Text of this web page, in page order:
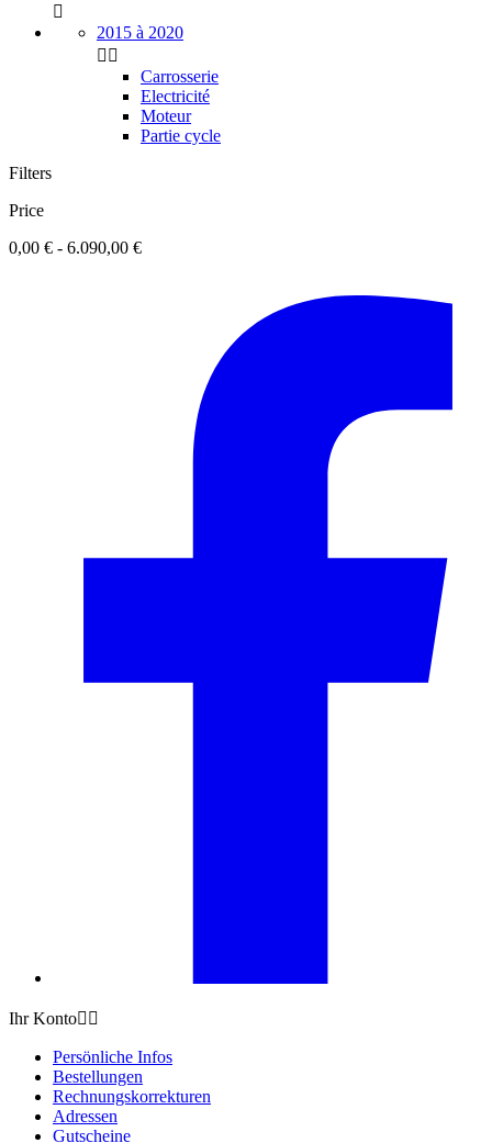

2015 à 2020
 
Carrosserie
Electricité
Moteur
Partie cycle
Filters
Price
0,00 € - 6.090,00 €
Ihr Konto 
Persönliche Infos
Bestellungen
Rechnungskorrekturen
Adressen
Gutscheine